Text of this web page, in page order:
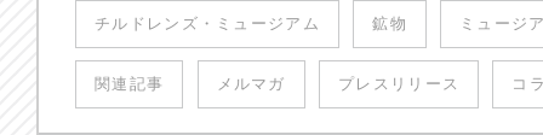
チルドレンズ・ミュージアム 鉱物 ミュージ
関連記事 メルマガ プレスリリース コ